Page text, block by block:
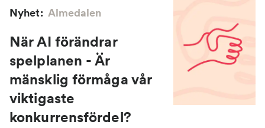
Nyhet: Almedalen
När AI förändrar
spelplanen - Är
mänsklig förmåga vår
viktigaste
konkurrensfördel?